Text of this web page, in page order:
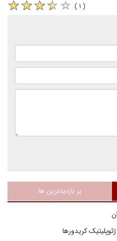
( ۱ )
پر بازدیدترین ها
کریدورها